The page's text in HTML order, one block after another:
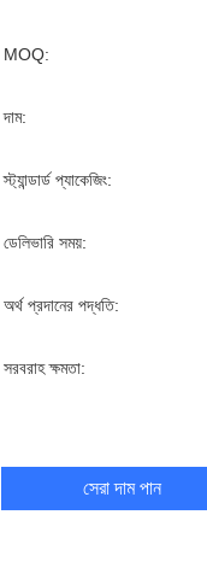
MOQ:
দাম:
স্ট্যান্ডার্ড প্যাকেজিং:
ডেলিভারি সময়:
অর্থ প্রদানের পদ্ধতি:
সরবরাহ ক্ষমতা:
সেরা দাম পান